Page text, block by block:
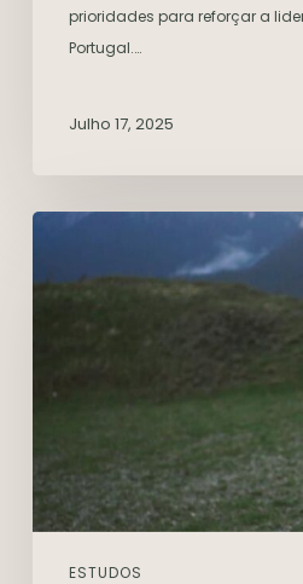
prioridades para reforçar a
Portugal.…
Julho 17, 2025
ESTUDOS